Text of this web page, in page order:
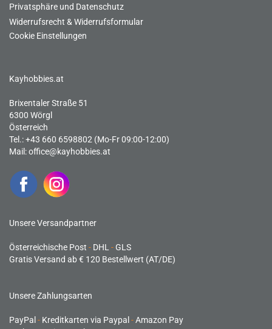
Privatsphäre und Datenschutz
Widerrufsrecht & Widerrufsformular
Cookie Einstellungen
Kayhobbies.at
Brixentaler Straße 51
6300 Wörgl
Österreich
Tel.: +43 660 6598802 (Mo-Fr 09:00-12:00)
Mail:office@kayhobbies.at
Unsere Versandpartner
Österreichische Post - DHL -GLS
Gratis Versand ab € 120 Bestellwert (AT/DE)
Unsere Zahlungsarten
PayPal - Kreditkarten via Paypal -Amazon Pay